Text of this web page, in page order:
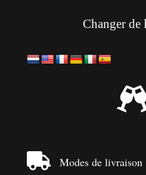
Changer de
 Modes de livraison